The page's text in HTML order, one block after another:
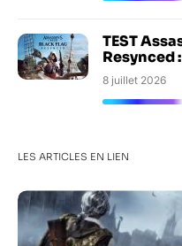
TEST
Resynced
8 juillet 2026
LES ARTICLES EN LIEN